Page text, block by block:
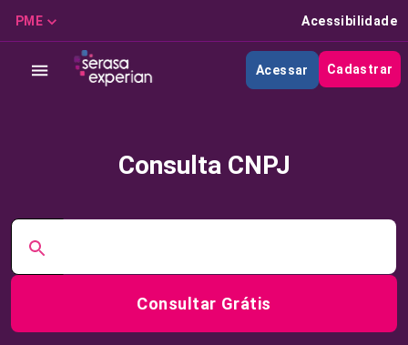
PME Acessibilidade
Acessar Cadastrar
Consulta CNPJ
Consultar Grátis